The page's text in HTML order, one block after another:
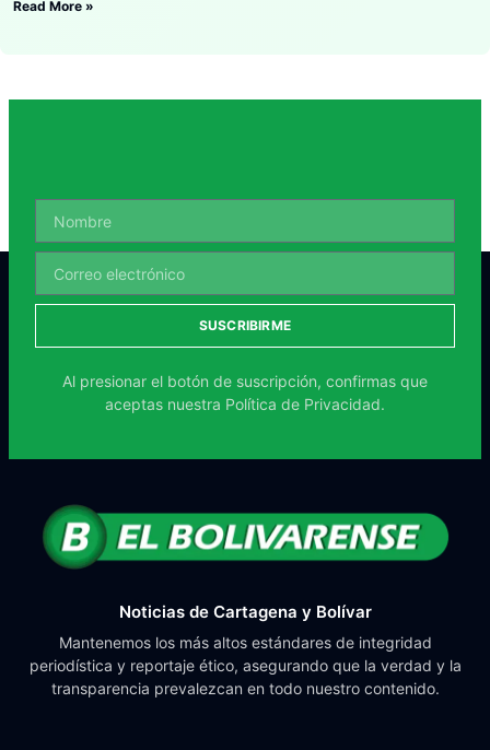
Read More »
SUSCRIBIRME
Al presionar el botón de suscripción, confirmas que
aceptas nuestra Política de Privacidad.
Noticias de Cartagena y Bolívar
Mantenemos los más altos estándares de integridad
periodística y reportaje ético, asegurando que la verdad y la
transparencia prevalezcan en todo nuestro contenido.